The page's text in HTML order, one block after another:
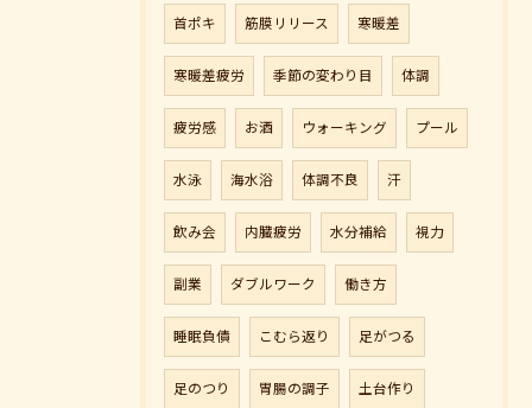
首ポキ 筋膜リリース 寒暖差
寒暖差疲労 季節の変わり目 体調
疲労感 お酒 ウォーキング プール
水泳 海水浴 体調不良 汗
飲み会 内臓疲労 水分補給 視力
副業 ダブルワーク 働き方
睡眠負債 こむら返り 足がつる
足のつり 胃腸の調子 土台作り